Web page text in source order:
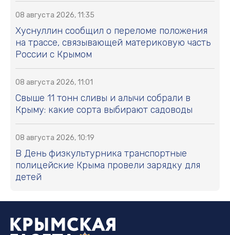
08 августа 2026, 11:35
Хуснуллин сообщил о переломе положения
на трассе, связывающей материковую часть
России с Крымом
08 августа 2026, 11:01
Свыше 11 тонн сливы и алычи собрали в
Крыму: какие сорта выбирают садоводы
08 августа 2026, 10:19
В День физкультурника транспортные
полицейские Крыма провели зарядку для
детей